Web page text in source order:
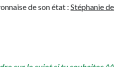
de son état :Stéphanie de